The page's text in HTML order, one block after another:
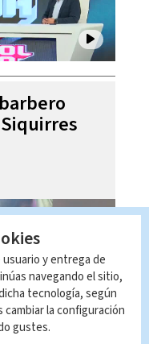
y entrega de
navegando el sitio,
tecnología, según
cambiar la configuración
gustes.